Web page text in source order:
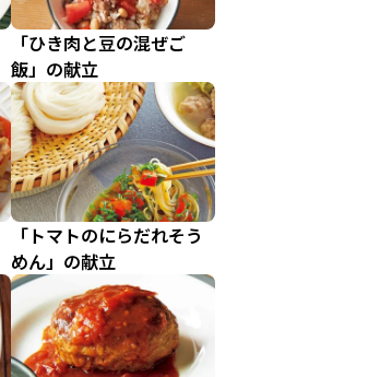
「ひき肉と豆の混ぜご
飯」の献立
「トマトのにらだれそう
めん」の献立